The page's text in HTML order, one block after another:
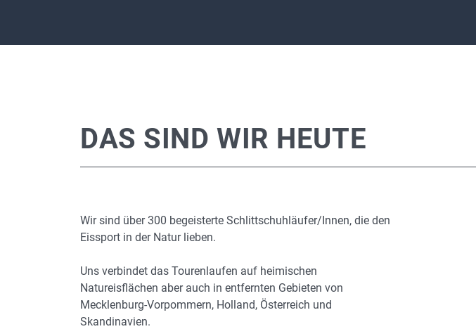
DAS SIND WIR HEUTE
Wir sind über 300 begeisterte Schlittschuhläufer/Innen, die den
Eissport in der Natur lieben.
Uns verbindet das Tourenlaufen auf heimischen
Natureisflächen aber auch in entfernten Gebieten von
Mecklenburg-Vorpommern, Holland, Österreich und
Skandinavien.